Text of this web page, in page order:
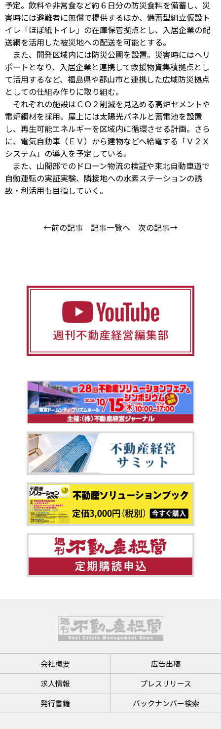
予定。飲料や非常食など約６日分の防災食料を備蓄し、災
害時には避難者に無償で提供するほか、備蓄型組立仮設ト
イレ「ほぼ紙トイレ」の在庫保管拠点とし、入居企業の配
送網を活用した被災地への配送を可能とする。
また、開発区域内には防災公園を設置。災害時にはヘリ
ポートとなり、入居企業と連携して救援物資集積拠点とし
て活用するなど、福島県や郡山市と連携した広域防災拠点
としての仕組み作りに取り組む。
それぞれの施設はＣＯ２削減を見込める高炉セメントや
電炉鋼材を採用。屋上には太陽光パネルと蓄電池を設置
し、再生可能エネルギーを区域内に循環させる計画。さら
に、電気自動車（ＥＶ）から建物などへ給電する「Ｖ２Ｘ
システム」の導入を予定している。
また、山間部でのドローン物流の検証や東北自動車道で
自動運転の実証実験、隣接地への水素ステーションの誘
致・利活用も目指していく。
←前の記事 記事一覧へ 次の記事→
会社概要
広告出稿
求人情報
プレスリリース
発行書籍
バックナンバー検索